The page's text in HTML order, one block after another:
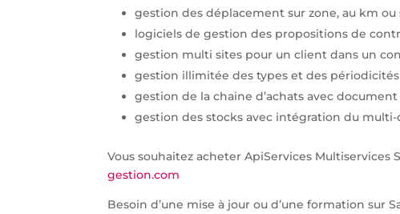
gestion des déplacement sur zone, au km ou
logiciels de gestion des propositions de
gestion multi sites pour un client dans un
gestion illimitée des types et des
gestion de la chaine d’achats avec
gestion des stocks avec intégration du
Vous souhaitez acheter ApiServices
gestion.com
Besoin d’une mise à jour ou d’une formation sur